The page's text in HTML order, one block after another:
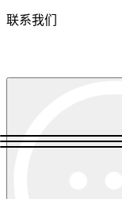
联系我们